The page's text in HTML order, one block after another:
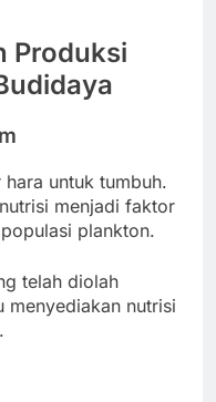
Produksi
untuk tumbuh.
menjadi faktor
plankton.
telah diolah
menyediakan nutrisi